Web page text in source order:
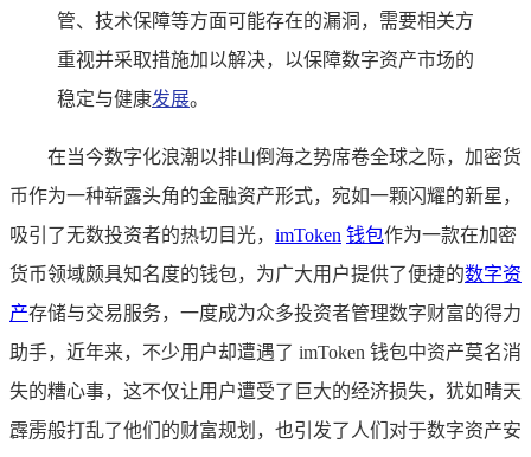
管、技术保障等方面可能存在的漏洞，需要相关方
重视并采取措施加以解决，以保障数字资产市场的
稳定与健康发展。
在当今数字化浪潮以排山倒海之势席卷全球之际，加密货
币作为一种崭露头角的金融资产形式，宛如一颗闪耀的新星，
吸引了无数投资者的热切目光， imToken 钱包作为一款在加密
货币领域颇具知名度的钱包，为广大用户提供了便捷的数字资
产存储与交易服务，一度成为众多投资者管理数字财富的得力
助手，近年来，不少用户却遭遇了 imToken 钱包中资产莫名消
失的糟心事，这不仅让用户遭受了巨大的经济损失，犹如晴天
霹雳般打乱了他们的财富规划，也引发了人们对于数字资产安